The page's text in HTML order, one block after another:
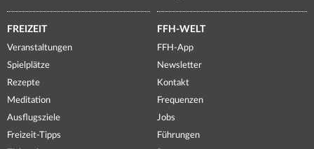
FREIZEIT
Veranstaltungen
Spielplätze
Rezepte
Meditation
Ausflugsziele
Freizeit-Tipps
FFH-WELT
FFH-App
Newsletter
Kontakt
Frequenzen
Jobs
Führungen